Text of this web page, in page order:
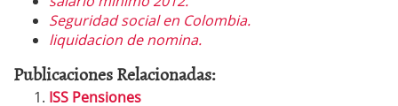
Seguridad social en Colombia.
liquidacion de nomina.
Publicaciones Relacionadas:
ISS Pensiones